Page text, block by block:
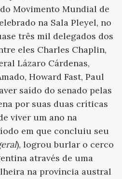
Movimento Mundial de
na Sala Pleyel, no
três mil delegados dos
eles Charles Chaplin,
Lázaro Cárdenas,
Howard Fast, Paul
saído do senado pelas
por suas duas críticas
viver um ano na
em que concluiu seu
), logrou burlar o cerco
através de uma
na província austral